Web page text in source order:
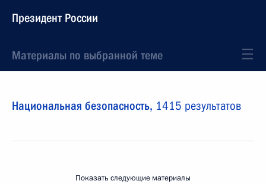
Президент России
Материалы по выбранной теме
Национальная безопасность, 1415 результатов
Показать следующие материалы